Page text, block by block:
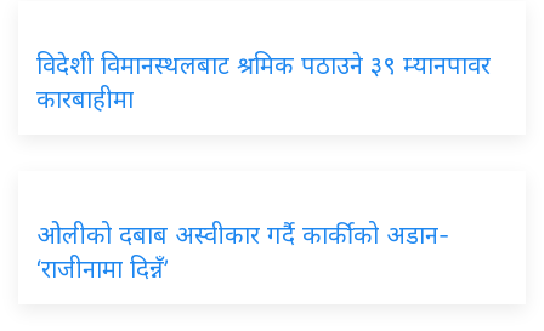
विदेशी विमानस्थलबाट श्रमिक पठाउने ३९ म्यानपावर
कारबाहीमा
ओलीको दबाब अस्वीकार गर्दै कार्कीको अडान-
‘राजीनामा दिन्नँ’